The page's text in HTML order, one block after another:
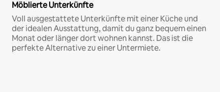
Möblierte Unterkünfte
Voll ausgestattete Unterkünfte mit einer Küche und
der idealen Ausstattung, damit du ganz bequem einen
Monat oder länger dort wohnen kannst. Das ist die
perfekte Alternative zu einer Untermiete.